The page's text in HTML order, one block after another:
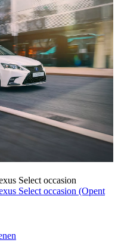
Select occasion
Select occasion (Opent